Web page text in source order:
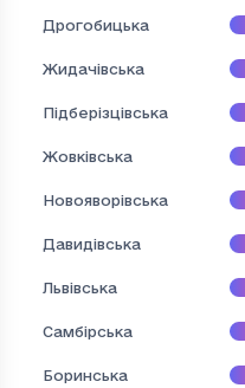
Дрогобицька
Жидачівська
Підберізцівська
Жовківська
Новояворівська
Давидівська
Львівська
Самбірська
Боринська